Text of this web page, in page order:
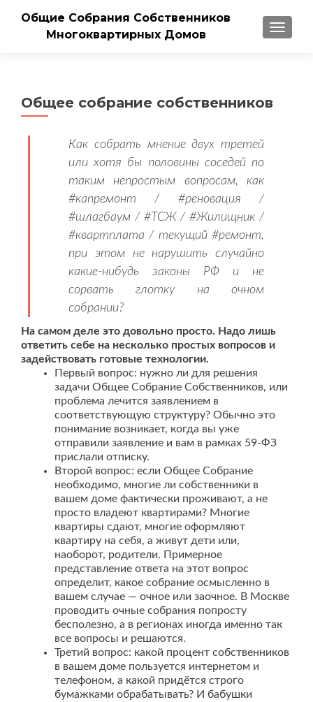
Общие Собрания Собственников
Многоквартирных Домов
Общее собрание собственников
Как собрать мнение двух третей
или хотя бы половины соседей по
таким непростым вопросам, как
#капремонт / #реновация /
#шлагбаум / #ТСЖ / #Жилищник /
#квартплата / текущий #ремонт,
при этом не нарушить случайно
какие-нибудь законы РФ и не
сорвать глотку на очном
собрании?
На самом деле это довольно просто. Надо лишь
ответить себе на несколько простых вопросов и
задействовать готовые технологии.
Первый вопрос: нужно ли для решения
задачи Общее Собрание Собственников, или
проблема лечится заявлением в
соответствующую структуру? Обычно это
понимание возникает, когда вы уже
отправили заявление и вам в рамках 59-ФЗ
прислали отписку.
Второй вопрос: если Общее Собрание
необходимо, многие ли собственники в
вашем доме фактически проживают, а не
просто владеют квартирами? Многие
квартиры сдают, многие оформляют
квартиру на себя, а живут дети или,
наоборот, родители. Примерное
представление ответа на этот вопрос
определит, какое собрание осмысленно в
вашем случае — очное или заочное. В Москве
проводить очные собрания попросту
бесполезно, а в регионах иногда именно так
все вопросы и решаются.
Третий вопрос: какой процент собственников
в вашем доме пользуется интернетом и
телефоном, а какой придётся строго
бумажками обрабатывать? И бабушки